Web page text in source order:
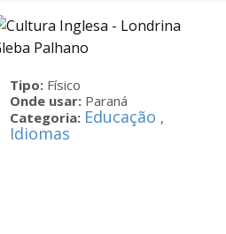
Tipo: Físico
Onde usar: Paraná
Categoria: Educação ,
Idiomas